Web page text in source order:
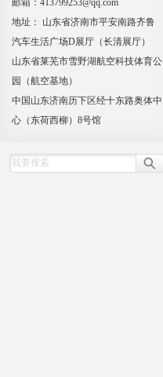
邮箱：413799253@qq.com
地址： 山东省济南市平安南路齐鲁
汽车生活广场D展厅（长清展厅）
山东省莱芜市雪野湖航空科技体育公
园（航空基地）
中国山东济南历下区经十东路奥体中
心（东荷西柳）8号馆